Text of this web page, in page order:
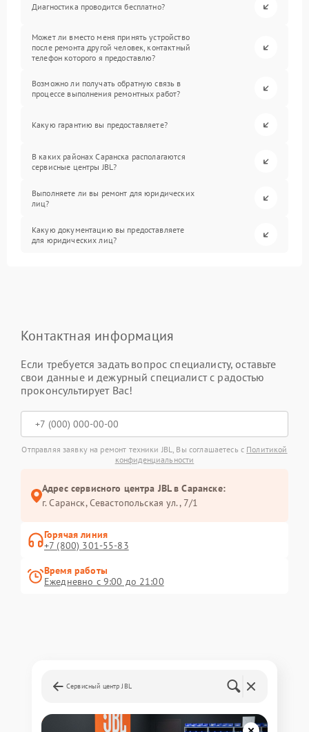
Диагностика проводится бесплатно?
Может ли вместо меня принять устройство
после ремонта другой человек, контактный
телефон которого я предоставлю?
Возможно ли получать обратную связь в
процессе выполнения ремонтных работ?
Какую гарантию вы предоставляете?
В каких районах Саранска располагаются
сервисные центры JBL?
Выполняете ли вы ремонт для юридических
лиц?
Какую документацию вы предоставляете
для юридических лиц?
Контактная информация
Если требуется задать вопрос специалисту, оставьте
свои данные и дежурный специалист с радостью
проконсультирует Вас!
Отправляя заявку на ремонт техники JBL, Вы соглашаетесь с Политикой
конфиденциальности
Адрес сервисного центра JBL в Саранске:
г. Саранск, Севастопольская ул., 7/1
Горячая линия
+7 (800) 301-55-83
Время работы
Ежедневно с 9:00 до 21:00
Сервисный центр JBL